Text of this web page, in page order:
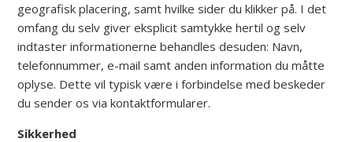
geografisk placering, samt hvilke sider du klikker på. I det
omfang du selv giver eksplicit samtykke hertil og selv
indtaster informationerne behandles desuden: Navn,
telefonnummer, e-mail samt anden information du måtte
oplyse. Dette vil typisk være i forbindelse med beskeder
du sender os via kontaktformularer.
Sikkerhed